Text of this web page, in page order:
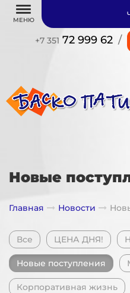
МЕНЮ
+7 351 72 999 62 /
Новые
Главная Новости
Все ЦЕНА ДНЯ!
Новые поступления
Корпоративная жизнь